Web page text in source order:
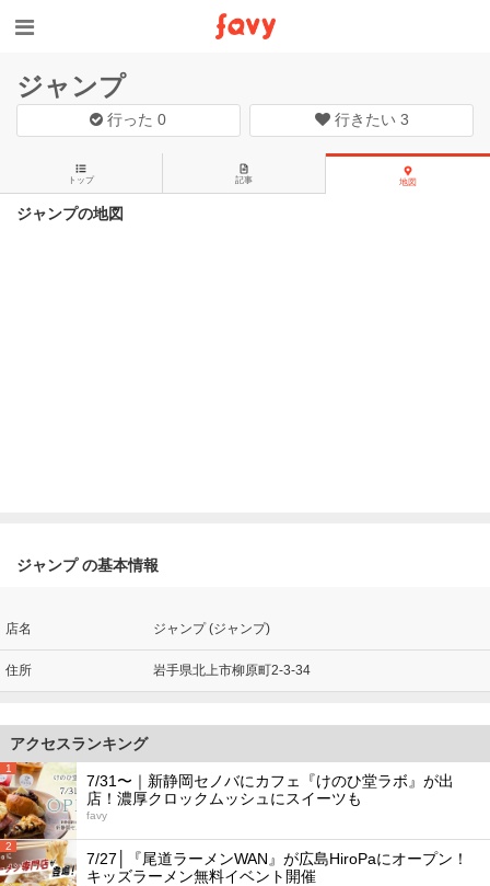
ジャンプ
行った0 行きたい 3
トップ 記事 地図
ジャンプの地図
ジャンプ の基本情報
店名 ジャンプ (ジャンプ)
住所 岩手県北上市柳原町2-3-34
アクセスランキング
1
7/31〜｜新静岡セノバにカフェ『けのひ堂ラボ』が出
店！濃厚クロックムッシュにスイーツも
favy
2
7/27│『尾道ラーメンWAN』が広島HiroPaにオープン！
キッズラーメン無料イベント開催